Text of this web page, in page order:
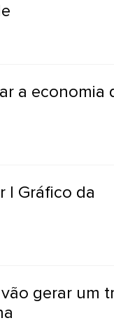
a economia
| Gráfico da
gerar um